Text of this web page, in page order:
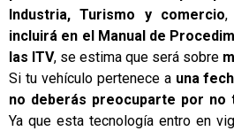
Industria, Turismo y comercio,
incluirá en el Manual de
las ITV, se estima que será sobre
Si tu vehículo pertenece auna
no deberás preocuparte por no
Ya que esta tecnología entro en